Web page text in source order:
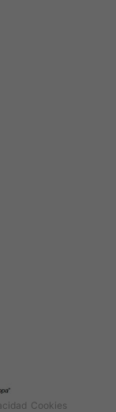
Cookies